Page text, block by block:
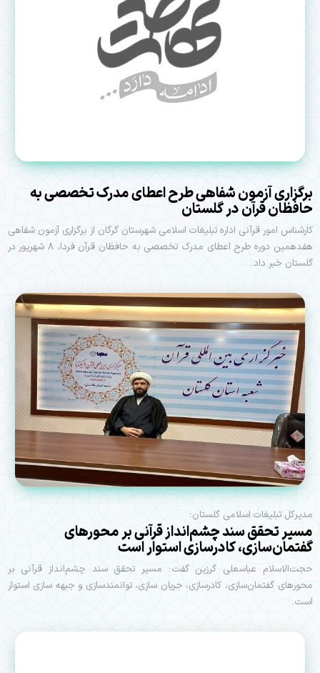
برگزاری آزمون شفاهی طرح اعطای مدرک تخصصی به
حافظان قرآن در گلستان
کارشناس امور قرآنی اداره تبلیغات اسلامی شهرستان گرگان از برگزاری آزمون‌ شفاهی
هفدهمین دوره طرح اعطای مدرک تخصصی به حافظان قرآن فردا، ۸ شهریور در
گلستان خبر داد.
مدیرکل تبلیغات اسلامی گلستان:
مسیر تحقق سند چشم‌انداز قرآنی بر محورهای
گفتمان‌سازی، کادرسازی استوار است
حجت‌الاسلام عباسعلی گرزین گفت: مسیر تحقق سند چشم‌انداز قرآنی بر
محورهای گفتمان‌سازی، کادرسازی، جریان سازی، توانمندسازی و جبهه سازی استوار
است.